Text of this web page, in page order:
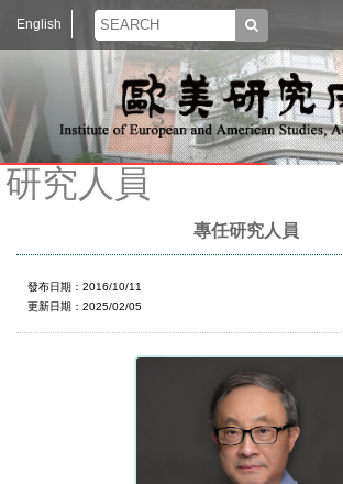
English
研究人員
專任研究人員
發布日期：2016/10/11
更新日期：2025/02/05